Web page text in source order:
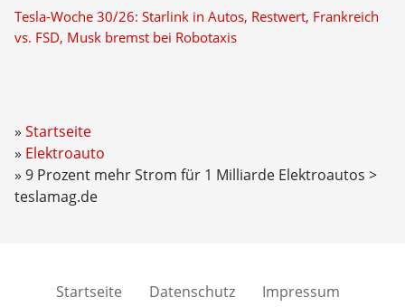
Tesla-Woche 30/26: Starlink in Autos, Restwert, Frankreich
vs. FSD, Musk bremst bei Robotaxis
Startseite
Elektroauto
9 Prozent mehr Strom für 1 Milliarde Elektroautos >
teslamag.de
Startseite Datenschutz Impressum